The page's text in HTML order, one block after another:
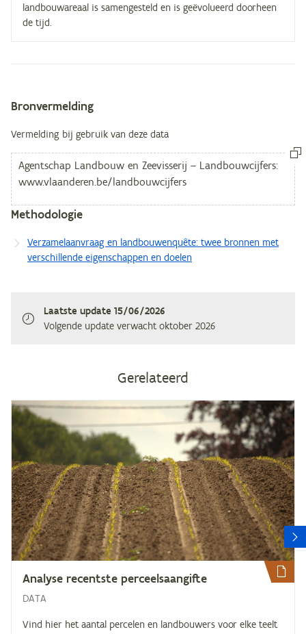
landbouwareaal is samengesteld en is geëvolueerd doorheen
de tijd.
Metagegevens
Bronvermelding
Vermelding bij gebruik van deze data
Methodologie
Verzamelaanvraag en landbouwenquête: twee bronnen met
verschillende eigenschappen en doelen
Laatste update 15/06/2026
Volgende update verwachtoktober 2026
Gerelateerd
Ana­ly­se re­cent­ste perceelsaangifte
DATA
Vind hier het aantal percelen en landbouwers voor elke teelt